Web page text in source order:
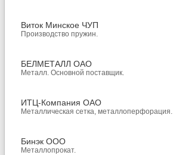
Виток Минское ЧУП
Производство пружин.
БЕЛМЕТАЛЛ ОАО
Металл. Основной поставщик.
ИТЦ-Компания ОАО
Металлическая сетка, металлоперфорация.
Бинэк ООО
Металлопрокат.